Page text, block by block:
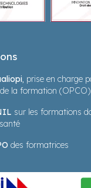
, prise en charge
la formation (OPCO)
sur les formations
des formatrices